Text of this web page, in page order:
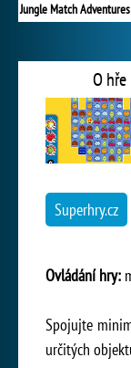
Jungle Match Adventures
O hře
Superhry.cz
Ovládání hry:
Spojujte
určitých